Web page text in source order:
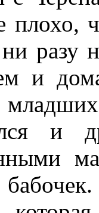
плохо,
разу
и
и